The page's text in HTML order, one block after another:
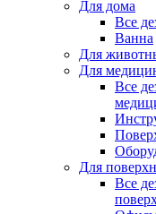
Для дома
Все
Ванна
Для
Для
Все
Для
Все